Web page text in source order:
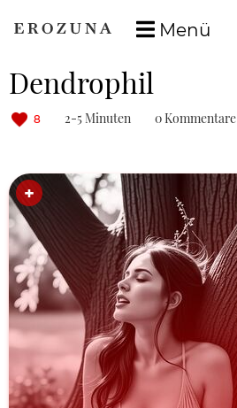
Menü
Dendrophil
8 2-5 Minuten 0 Kommentare